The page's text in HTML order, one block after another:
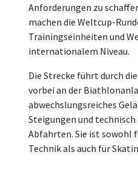
Anforderungen zu
machen die Weltcup-
Trainingseinheiten und
internationalem Niveau.
Die Strecke führt durch
vorbei an der
abwechslungsreiches
Steigungen und
Abfahrten. Sie ist sowohl
Technik als auch für